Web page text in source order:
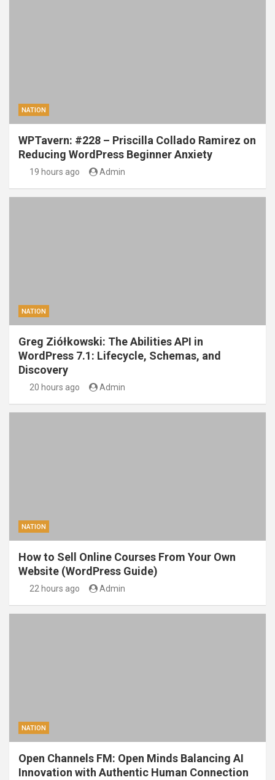
NATION
WPTavern: #228 – Priscilla Collado Ramirez on
Reducing WordPress Beginner Anxiety
19 hours ago Admin
NATION
Greg Ziółkowski: The Abilities API in
WordPress 7.1: Lifecycle, Schemas, and
Discovery
20 hours ago Admin
NATION
How to Sell Online Courses From Your Own
Website (WordPress Guide)
22 hours ago Admin
NATION
Open Channels FM: Open Minds Balancing AI
Innovation with Authentic Human Connection